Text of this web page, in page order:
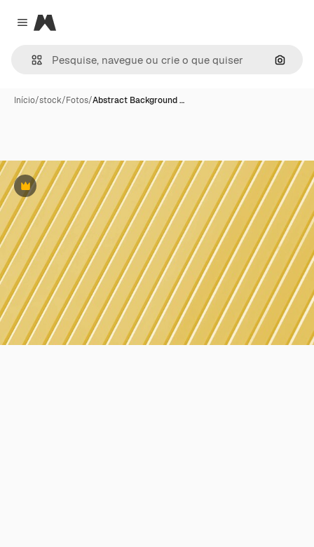
Close menu
Magnific
Início/stock/Fotos/Abstract Background …
Premium